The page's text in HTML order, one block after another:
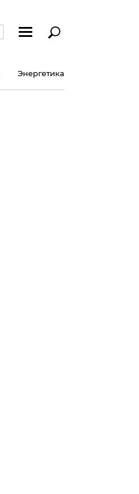
Энергетика